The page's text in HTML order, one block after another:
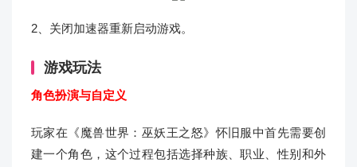
2、关闭加速器重新启动游戏。
游戏玩法
角色扮演与自定义
玩家在《魔兽世界：巫妖王之怒》怀旧服中首先需要创
建一个角色，这个过程包括选择种族、职业、性别和外